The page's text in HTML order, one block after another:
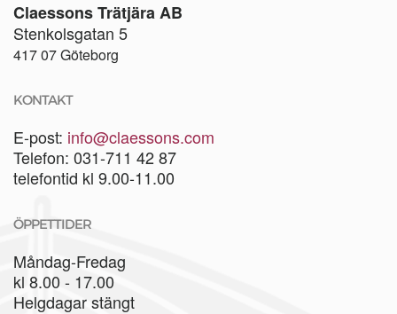
Claessons Trätjära AB
Stenkolsgatan 5
417 07 Göteborg
KONTAKT
E-post: info@claessons.com
Telefon: 031-711 42 87
telefontid kl 9.00-11.00
ÖPPETTIDER
Måndag-Fredag
kl 8.00 - 17.00
Helgdagar stängt